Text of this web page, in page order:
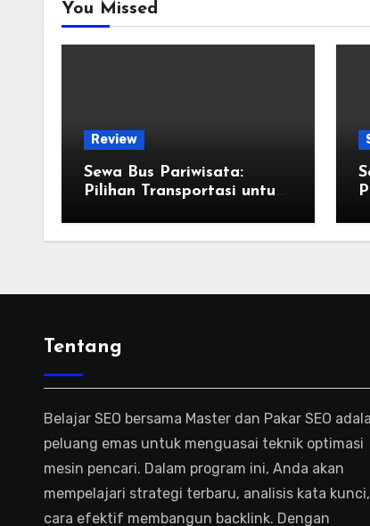
You Missed
Review
Sewa Bus Pariwisata:
Pilihan Transportasi untuk
Lingkungan di Jogja
Tentang
Belajar SEO bersama Master dan Pakar SEO
peluang emas untuk menguasai teknik optimasi
mesin pencari. Dalam program ini, Anda akan
mempelajari strategi terbaru, analisis kata
cara efektif membangun backlink. Dengan